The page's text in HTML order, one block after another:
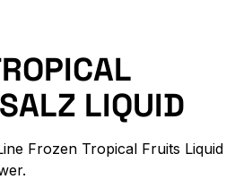
LIQUID
Frozen Tropical Fruits Liquid